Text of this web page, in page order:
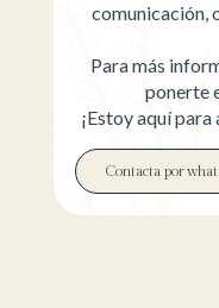
comunicación,
Para más
ponerte
¡Estoy aquí
Contacta por